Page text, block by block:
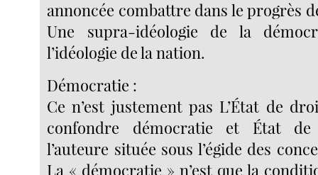
annoncée combattre dans le progrès
Une supra-idéologie de la
l’idéologie de la nation.
Démocratie :
Ce n’est justement pas L’État de
confondre démocratie et État
l’auteure située sous l’égide des
La « démocratie » n’est que la